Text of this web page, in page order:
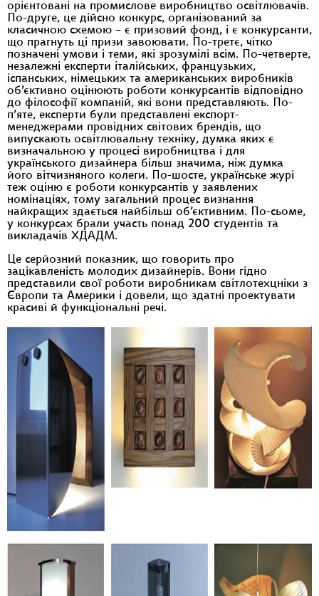
орієнтовані на промислове виробництво освітлювачів.
По-друге, це дійсно конкурс, організований за
класичною схемою – є призовий фонд, і є конкурсанти,
що прагнуть ці призи завоювати. По-третє, чітко
позначені умови і теми, які зрозумілі всім. По-четверте,
незалежні експерти італійських, французьких,
іспанських, німецьких та американських виробників
об’єктивно оцінюють роботи конкурсантів відповідно
до філософії компаній, які вони представляють. По-
п’яте, експерти були представлені експорт-
менеджерами провідних світових брендів, що
випускають освітлювальну техніку, думка яких є
визначальною у процесі виробництва і для
українського дизайнера більш значима, ніж думка
його вітчизняного колеги. По-шосте, українське журі
теж оціню є роботи конкурсантів у заявлених
номінаціях, тому загальний процес визнання
найкращих здається найбільш об’єктивним. По-сьоме,
у конкурсах брали участь понад 200 студентів та
викладачів ХДАДМ.
Це серйозний показник, що говорить про
зацікавленість молодих дизайнерів. Вони гідно
представили свої роботи виробникам світлотехцніки з
Європи та Америки і довели, що здатні проектувати
красиві й функціональні речі.